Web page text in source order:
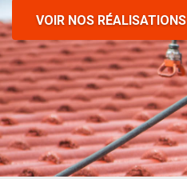
VOIR NOS RÉALISATIONS